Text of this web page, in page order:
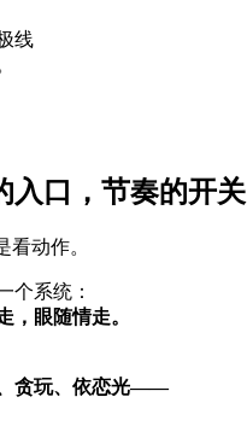
线
入口，节奏的开关
看动作。
个系统：
，眼随情走。
贪玩、依恋光——